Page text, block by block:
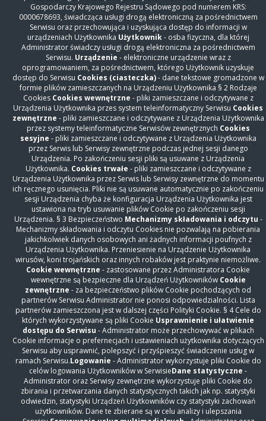
KONTAKT
Szpital Czerniakowski sp. z o. o.
ul. Stępińska 19/25
00-739 Warszawa
Centrala+48 22 31 86 000
Rejestracja Oddziały+48 22 31 86 306
Rejestracja Przychodnia+48 22 15 01 860
Warszawskie Centrum Kompleksowego Leczenia
Otyłości i Chirurgii Bariatrycznej
Rejestracja+48 514 869 490
otylosc@szpitalczerniakowski.waw.pl
Nasz szpital
Oddziały
Przychodnia
Świadczenia odpłatne
Diagnostyka
Szybka terapia onkologiczna
Z życia szpitala
Z życia lekarza
Opinie i podziękowania pacjentów
Galeria
Inwestycje
Współpraca
Praca i konkursy ofert
Dla mediów
Fundusze unijne
RODO
Cyberbezpieczeństwo
Gospodarczy Krajowego Rejestru Sądowego pod numerem KRS:
0000678693, świadcząca usługi drogą elektroniczną za pośrednictwem
Serwisu oraz przechowująca i uzyskująca dostęp do informacji w
urządzeniach Użytkownika Użytkownik- osba fizyczna, dla której
Administrator świadczy usługi drogą elektroniczna za pośrednictwem
Serwisu. Urządzenie - elektroniczne urządzenie wraz z
oprogramowaniem, za pośrednictwem, którego Użytkownik uzyskuje
dostęp do Serwisu Cookies (ciasteczka)- dane tekstowe gromadzone w
formie plików zamieszczanych na Urządzeniu Użytkownika § 2 Rodzaje
Cookies Cookies wewnętrzne - pliki zamieszczane i odczytywane z
Urządzenia Użytkownika przes system teleinformatyczny Serwisu Cookies
zewnętrzne - pliki zamieszczane i odczytywane z Urządzenia Użytkownika
przez systemy teleinformatyczne Serwisów zewnętrznych Cookies
sesyjne - pliki zamieszczane i odczytywane z Urządzenia Użytkownika
przez Serwis lub Serwisy zewnętrzne podczas jednej sesji danego
Urządzenia. Po zakończeniu sesji pliki są usuwane z Urządzenia
Użytkownika. Cookies trwałe - pliki zamieszczane i odczytywane z
Urządzenia Użytkownika przez Serwis lub Serwisy zewnętrzne do momentu
ich ręcznego usunięcia. Pliki nie są usuwane automatycznie po zakończeniu
sesji Urządzenia chyba że konfiguracja Urządzenia Użytkownika jest
ustawiona na tryb usuwanie plików Cookie po zakończeniu sesji
Urządzenia. § 3 Bezpieczeństwo Mechanizmy składowania i odczytu -
Mechanizmy składowania i odczytu Cookies nie pozwalają na pobierania
jakichkolwiek danych osobowych ani żadnych informacji poufnych z
Urządzenia Użytkownika. Przeniesienie na Urządzenie Użytkownika
wirusów, koni trojańskich oraz innych robaków jest praktynie niemożliwe.
Cookie wewnętrzne - zastosowane przez Administratora Cookie
wewnętrzne są bezpieczne dla Urządzeń Użytkowników Cookie
zewnętrzne - za bezpieczeństwo plików Cookie pochodzących od
partnerów Serwisu Administrator nie ponosi odpowiedzialności. Lista
partnerów zamieszczona jest w dalszej części Polityki Cookie. § 4 Cele do
których wykorzystywane są pliki Cookie Usprawnienie i ułatwienie
dostępu do Serwisu - Administrator może przechowywać w plikach
Cookie informacje o prefernecjach i ustawieniach użytkownika dotyczących
Serwisu aby usprawnić, polepszyć i przyśpieszyć świadczenie usług w
ramach Serwisu.Logowanie - Administrator wykorzystuje pliki Cookie do
celów logowania Użytkowników w SerwisieDane statystyczne -
Administrator oraz Serwisy zewnętrzne wykorzystuje pliki Cookie do
zbirania i przetwarzania danych statystycznych takich jak np. statystyki
odwiedzin, statystyki Urządzeń Użytkowników czy statystyki zachowań
użytkowników. Dane te zbierane są w celu analizy i ulepszania